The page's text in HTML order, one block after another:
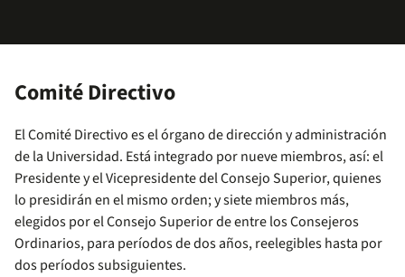
Comité Directivo
El Comité Directivo es el órgano de dirección y administración
de la Universidad. Está integrado por nueve miembros, así: el
Presidente y el Vicepresidente del Consejo Superior, quienes
lo presidirán en el mismo orden; y siete miembros más,
elegidos por el Consejo Superior de entre los Consejeros
Ordinarios, para períodos de dos años, reelegibles hasta por
dos períodos subsiguientes.